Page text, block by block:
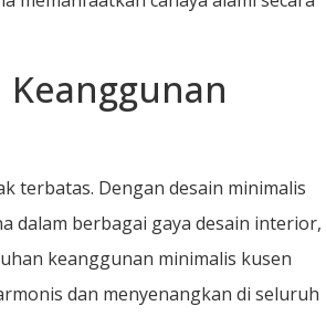
terbatas. Dengan desain minimalis
dalam berbagai gaya desain interior,
keanggunan minimalis kusen
dan menyenangkan di seluruh